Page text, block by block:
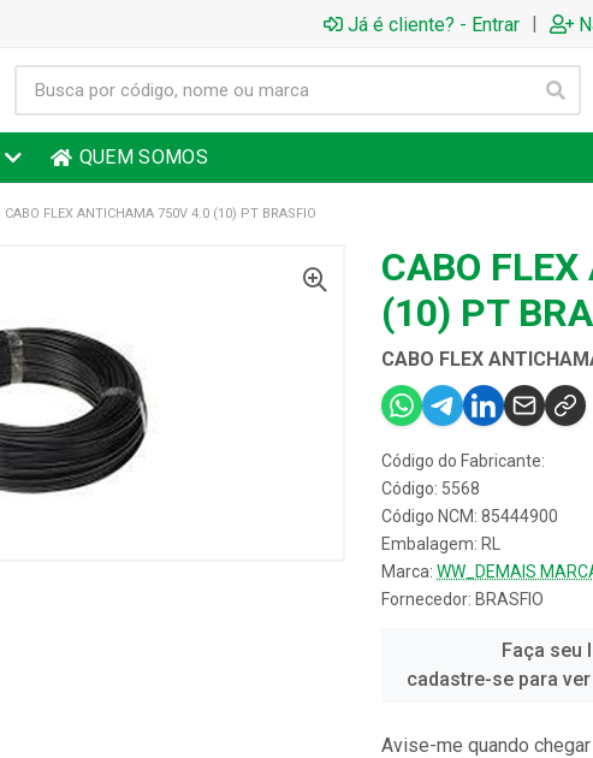
Já é cliente? - Entrar |
QUEM SOMOS
CABO FLEX ANTICHAMA 750V 4.0 (10) PT BRASFIO
CABO
(10) PT
CABO FLEX
Código do Fabricante:
Código: 5568
Código NCM: 85444900
Embalagem: RL
Marca: WW_DEMAIS
Fornecedor: BRASFIO
Faça seu
cadastre-se para
Avise-me quando chegar